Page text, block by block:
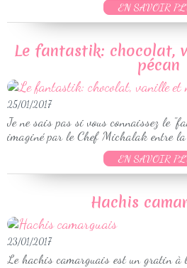
EN SAVOIR
Le fantastik: chocolat,
pécan
25/01/2017
Je ne sais pas si vous connaissez le
imaginé par le Chef Michalak entre
EN SAVOIR
Hachis
23/01/2017
Le hachis camarguais est un gratin à